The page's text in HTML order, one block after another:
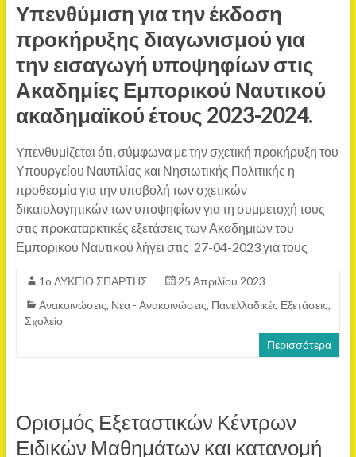
Υπενθύμιση για την έκδοση
προκήρυξης διαγωνισμού για
την εισαγωγή υποψηφίων στις
Ακαδημίες Εμπορικού Ναυτικού
ακαδημαϊκού έτους 2023-2024.
Yπενθυμίζεται ότι, σύμφωνα με την σχετική προκήρυξη του
Υπουργείου Ναυτιλίας και Νησιωτικής Πολιτικής η
προθεσμία για την υποβολή των σχετικών
δικαιολογητικών των υποψηφίων για τη συμμετοχή τους
στις προκαταρκτικές εξετάσεις των Ακαδημιών του
Εμπορικού Ναυτικού λήγει στις 27-04-2023 για τους
1o ΛΥΚΕΙΟ ΣΠΑΡΤΗΣ
25 Απριλίου 2023
Ανακοινώσεις, Νέα - Ανακοινώσεις, Πανελλαδικές Εξετάσεις,
Σχολείο
Περισσότερα
Ορισμός Εξεταστικών Κέντρων
Ειδικών Μαθημάτων και κατανομή